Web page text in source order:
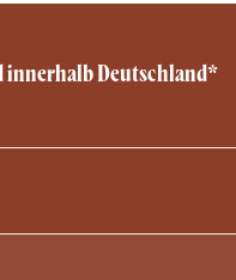
innerhalb Deutschland*